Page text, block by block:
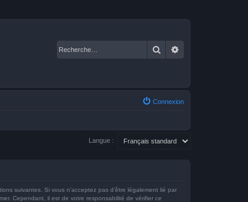
Rechercher
Connexion
Langue :
suivantes. Si vous n’acceptez pas d’être légalement lié par
Cependant, il est de votre responsabilité de vérifier ce